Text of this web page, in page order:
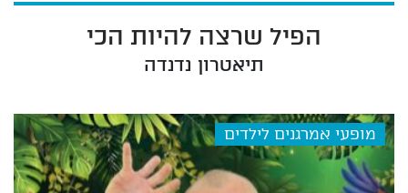
הפיל שרצה להיות הכי
תיאטרון נדנדה
מופעי אמרגנים לילדים